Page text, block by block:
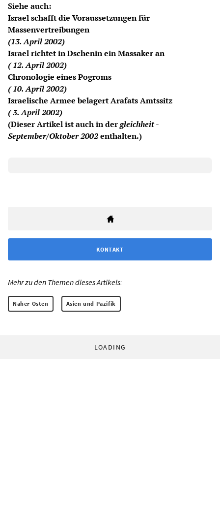
Siehe auch:
Israel schafft die Voraussetzungen für
Massenvertreibungen
(13. April 2002)
Israel richtet in Dschenin ein Massaker an
( 12. April 2002)
Chronologie eines Pogroms
( 10. April 2002)
Israelische Armee belagert Arafats Amtssitz
( 3. April 2002)
(Dieser Artikel ist auch in dergleichheit -
September/Oktober 2002enthalten.)
KONTAKT
Mehr zu den Themen dieses Artikels:
Naher Osten Asien und Pazifik
LOADING